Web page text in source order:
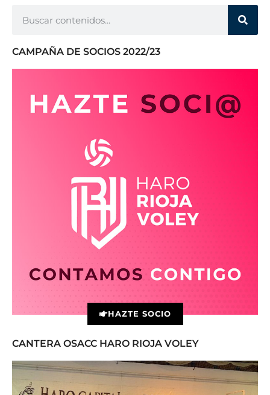
CAMPAÑA DE SOCIOS 2022/23
HAZTE SOCIO
CANTERA OSACC HARO RIOJA VOLEY